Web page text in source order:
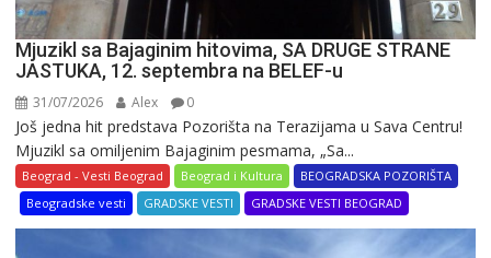
Mjuzikl sa Bajaginim hitovima, SA DRUGE STRANE
JASTUKA, 12. septembra na BELEF-u
31/07/2026 Alex 0
Još jedna hit predstava Pozorišta na Terazijama u Sava Centru!
Mjuzikl sa omiljenim Bajaginim pesmama, „Sa...
Beograd - Vesti Beograd Beograd i Kultura
BEOGRADSKA POZORIŠTA
Beogradske vesti
GRADSKE VESTI GRADSKE VESTI BEOGRAD